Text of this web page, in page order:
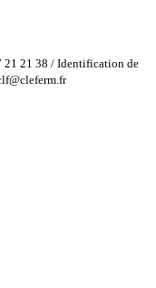
21 21 38 / Identification de